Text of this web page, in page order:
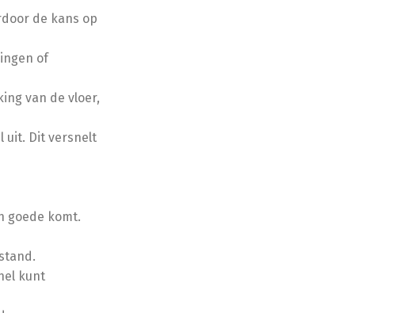
de kans op
of
van de vloer,
uit. Dit versnelt
goede komt.
kunt